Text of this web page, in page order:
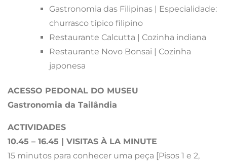
Gastronomia das Filipinas | Especialidade:
churrasco típico filipino
Restaurante Calcutta | Cozinha indiana
Restaurante Novo Bonsai | Cozinha
japonesa
ACESSO PEDONAL DO MUSEU
Gastronomia da Tailândia
ACTIVIDADES
10.45 – 16.45 | VISITAS À LA MINUTE
15 minutos para conhecer uma peça [Pisos 1 e 2,